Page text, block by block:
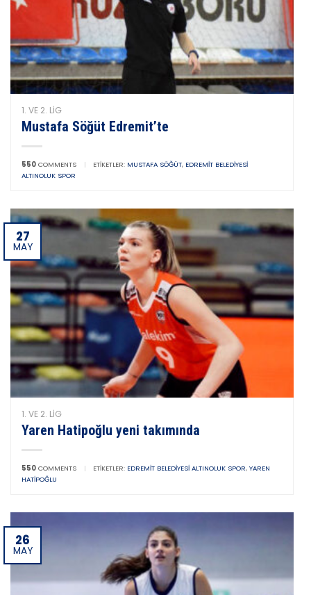
1. VE 2. LIG
Mustafa Söğüt Edremit’te
550 COMMENTS | ETIKETLER: MUSTAFA SÖĞÜT, EDREMIT BELEDIYESI
ALTINOLUK SPOR
27
MAY
1. VE 2. LIG
Yaren Hatipoğlu yeni takımında
550 COMMENTS | ETIKETLER: EDREMIT BELEDIYESI ALTINOLUK SPOR, YAREN
HATIPOĞLU
26
MAY